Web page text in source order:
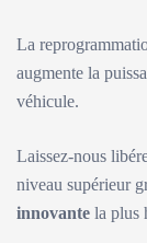
La
augmente la
véhicule.
Laissez-nous
niveau supérieur
innovante la plus